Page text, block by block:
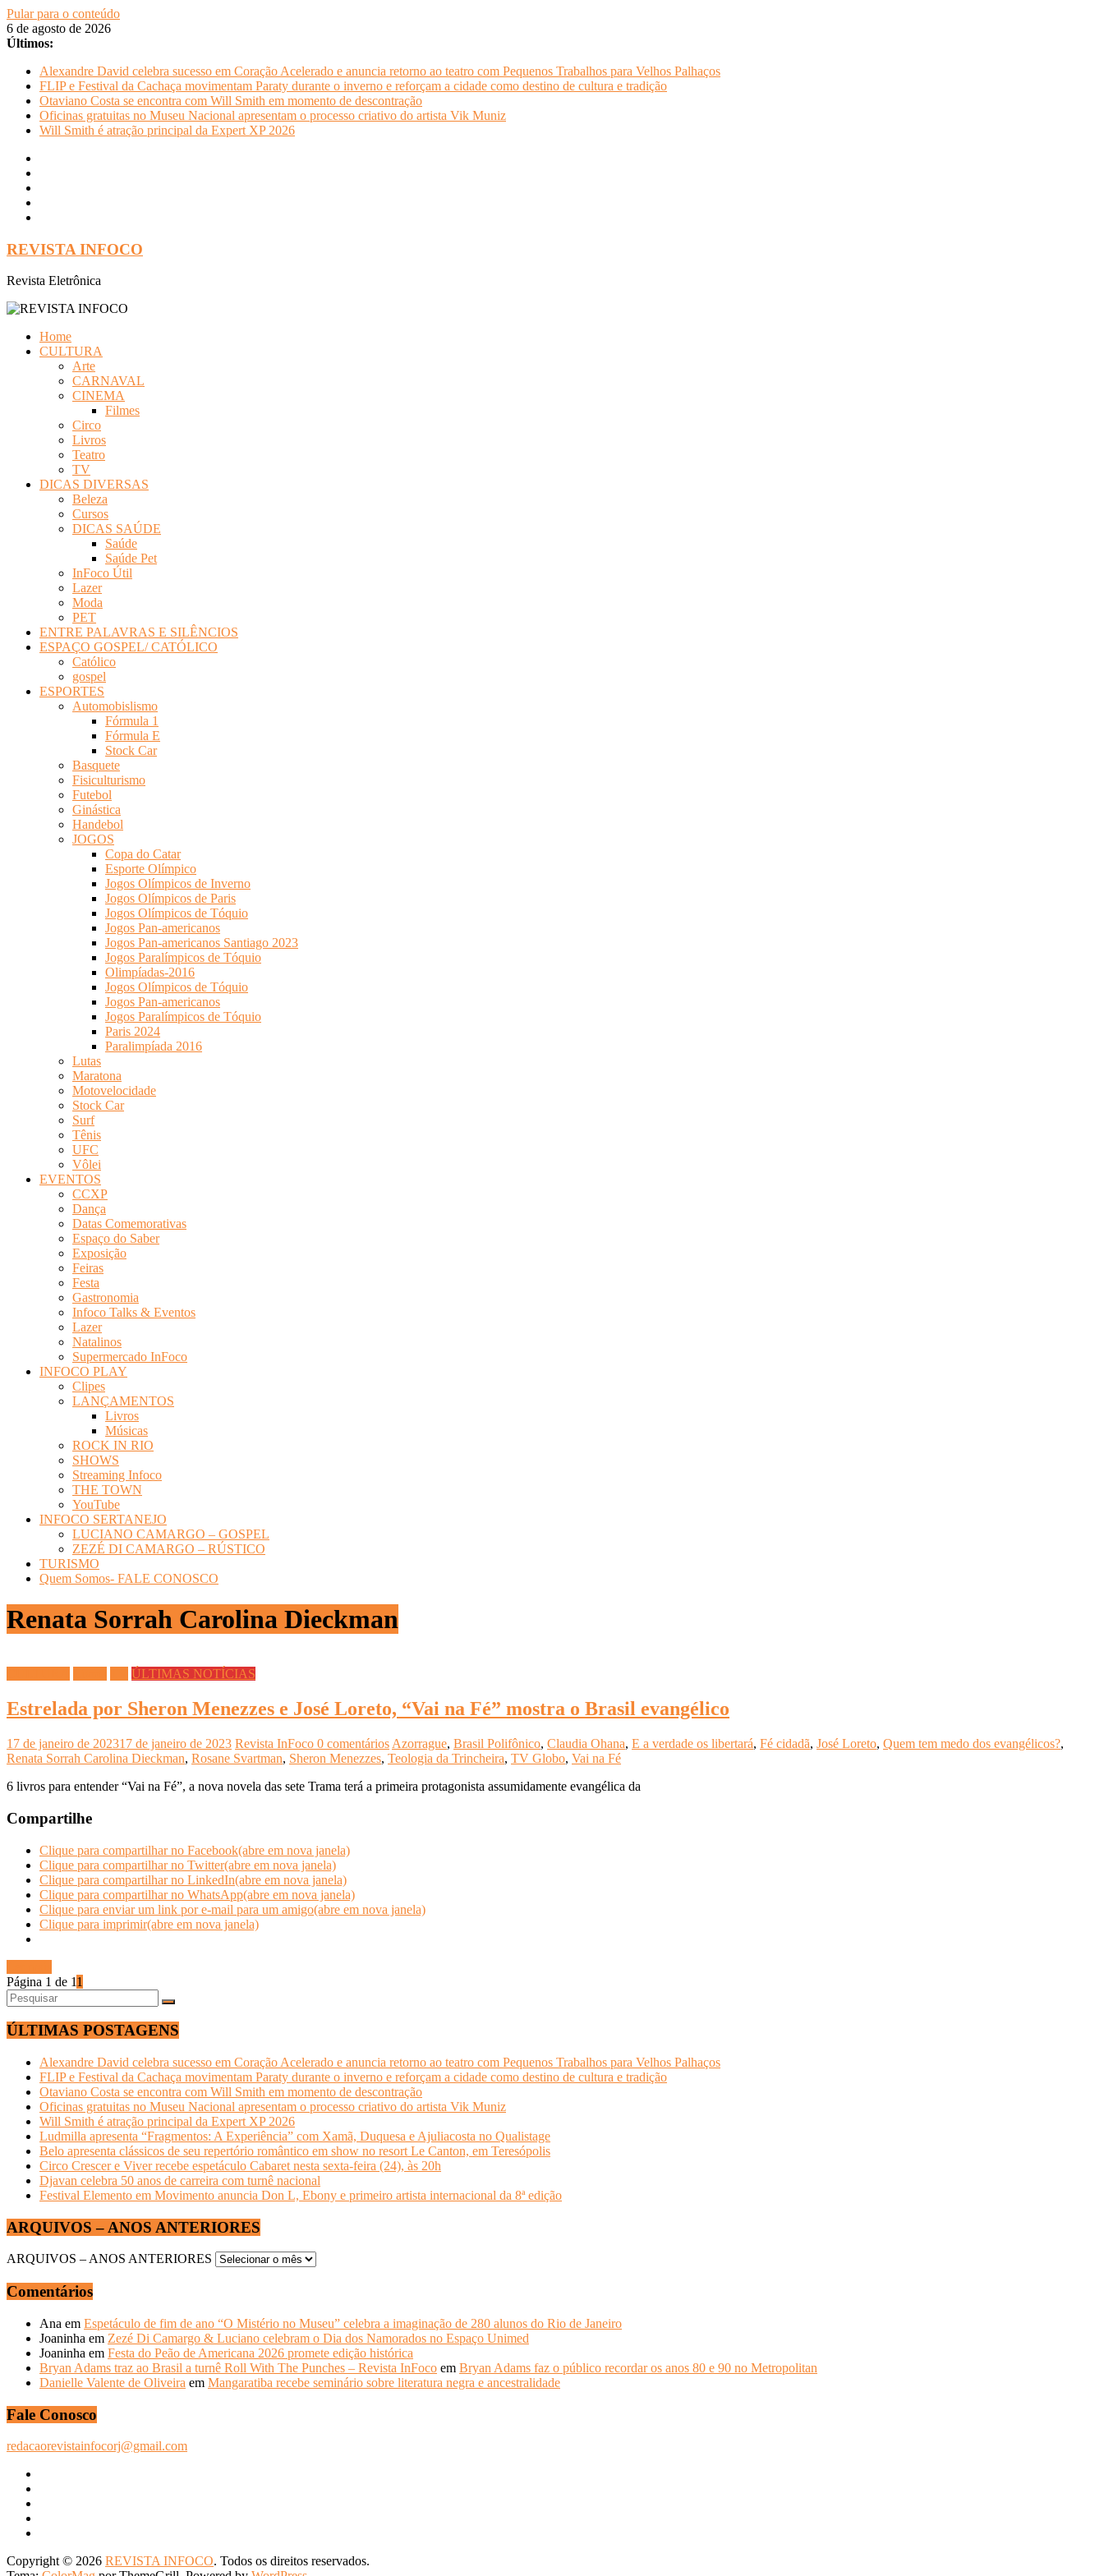
Pular para o conteúdo
6 de agosto de 2026
Últimos:
Alexandre David celebra sucesso em Coração Acelerado e anuncia retorno ao teatro com Pequenos Trabalhos para Velhos Palhaços
FLIP e Festival da Cachaça movimentam Paraty durante o inverno e reforçam a cidade como destino de cultura e tradição
Otaviano Costa se encontra com Will Smith em momento de descontração
Oficinas gratuitas no Museu Nacional apresentam o processo criativo do artista Vik Muniz
Will Smith é atração principal da Expert XP 2026
REVISTA INFOCO
Revista Eletrônica
Home
CULTURA
Arte
CARNAVAL
CINEMA
Filmes
Circo
Livros
Teatro
TV
DICAS DIVERSAS
Beleza
Cursos
DICAS SAÚDE
Saúde
Saúde Pet
InFoco Útil
Lazer
Moda
PET
ENTRE PALAVRAS E SILÊNCIOS
ESPAÇO GOSPEL/ CATÓLICO
Católico
gospel
ESPORTES
Automobislismo
Fórmula 1
Fórmula E
Stock Car
Basquete
Fisiculturismo
Futebol
Ginástica
Handebol
JOGOS
Copa do Catar
Esporte Olímpico
Jogos Olímpicos de Inverno
Jogos Olímpicos de Paris
Jogos Olímpicos de Tóquio
Jogos Pan-americanos
Jogos Pan-americanos Santiago 2023
Jogos Paralímpicos de Tóquio
Olimpíadas-2016
Jogos Olímpicos de Tóquio
Jogos Pan-americanos
Jogos Paralímpicos de Tóquio
Paris 2024
Paralimpíada 2016
Lutas
Maratona
Motovelocidade
Stock Car
Surf
Tênis
UFC
Vôlei
EVENTOS
CCXP
Dança
Datas Comemorativas
Espaço do Saber
Exposição
Feiras
Festa
Gastronomia
Infoco Talks & Eventos
Lazer
Natalinos
Supermercado InFoco
INFOCO PLAY
Clipes
LANÇAMENTOS
Livros
Músicas
ROCK IN RIO
SHOWS
Streaming Infoco
THE TOWN
YouTube
INFOCO SERTANEJO
LUCIANO CAMARGO – GOSPEL
ZEZÉ DI CAMARGO – RÚSTICO
TURISMO
Quem Somos- FALE CONOSCO
Renata Sorrah Carolina Dieckman
ÚLTIMAS NOTÍCIAS
Estrelada por Sheron Menezzes e José Loreto, “Vai na Fé” mostra o Brasil evangélico
17 de janeiro de 202317 de janeiro de 2023 Revista InFoco 0 comentários Azorrague, Brasil Polifônico, Claudia Ohana, E a verdade os libertará, Fé cidadã, José Loreto, Quem tem medo dos evangélicos?,
Renata Sorrah Carolina Dieckman, Rosane Svartman, Sheron Menezzes, Teologia da Trincheira, TV Globo, Vai na Fé
6 livros para entender “Vai na Fé”, a nova novela das sete Trama terá a primeira protagonista assumidamente evangélica da
Compartilhe
Clique para compartilhar no Facebook(abre em nova janela)
Clique para compartilhar no Twitter(abre em nova janela)
Clique para compartilhar no LinkedIn(abre em nova janela)
Clique para compartilhar no WhatsApp(abre em nova janela)
Clique para enviar um link por e-mail para um amigo(abre em nova janela)
Clique para imprimir(abre em nova janela)
Página 1 de 11
ÚLTIMAS POSTAGENS
Alexandre David celebra sucesso em Coração Acelerado e anuncia retorno ao teatro com Pequenos Trabalhos para Velhos Palhaços
FLIP e Festival da Cachaça movimentam Paraty durante o inverno e reforçam a cidade como destino de cultura e tradição
Otaviano Costa se encontra com Will Smith em momento de descontração
Oficinas gratuitas no Museu Nacional apresentam o processo criativo do artista Vik Muniz
Will Smith é atração principal da Expert XP 2026
Ludmilla apresenta “Fragmentos: A Experiência” com Xamã, Duquesa e Ajuliacosta no Qualistage
Belo apresenta clássicos de seu repertório romântico em show no resort Le Canton, em Teresópolis
Circo Crescer e Viver recebe espetáculo Cabaret nesta sexta-feira (24), às 20h
Djavan celebra 50 anos de carreira com turnê nacional
Festival Elemento em Movimento anuncia Don L, Ebony e primeiro artista internacional da 8ª edição
ARQUIVOS – ANOS ANTERIORES
ARQUIVOS – ANOS ANTERIORES
Comentários
Ana em Espetáculo de fim de ano “O Mistério no Museu” celebra a imaginação de 280 alunos do Rio de Janeiro
Joaninha em Zezé Di Camargo & Luciano celebram o Dia dos Namorados no Espaço Unimed
Joaninha em Festa do Peão de Americana 2026 promete edição histórica
Bryan Adams traz ao Brasil a turnê Roll With The Punches – Revista InFoco em Bryan Adams faz o público recordar os anos 80 e 90 no Metropolitan
Danielle Valente de Oliveira em Mangaratiba recebe seminário sobre literatura negra e ancestralidade
Fale Conosco
redacaorevistainfocorj@gmail.com
Copyright © 2026 REVISTA INFOCO. Todos os direitos reservados.